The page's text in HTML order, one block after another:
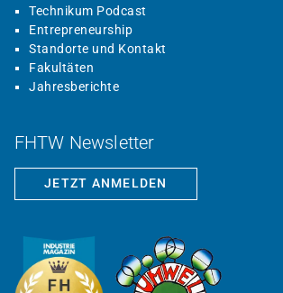
Technikum Podcast
Entrepreneurship
Standorte und Kontakt
Fakultäten
Jahresberichte
FHTW Newsletter
JETZT ANMELDEN